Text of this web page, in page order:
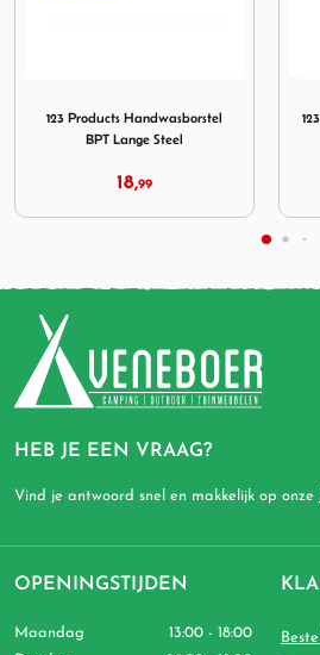
123 Products Handwasborstel
BPT Lange Steel
18,99
HEB JE EEN VRAAG?
Vind je antwoord snel en makkelijk op onze
OPENINGSTIJDEN
Maandag
13:00 - 18:00